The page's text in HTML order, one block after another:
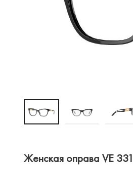
Женская оправа VE